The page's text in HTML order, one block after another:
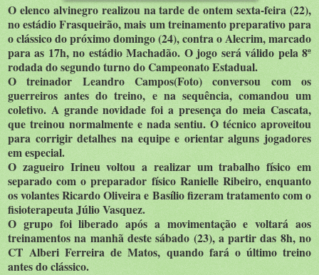
O elenco alvinegro realizou na tarde de ontem sexta-feira (22),
no estádio Frasqueirão, mais um treinamento preparativo para
o clássico do próximo domingo (24), contra o Alecrim, marcado
para as 17h, no estádio Machadão. O jogo será válido pela 8ª
rodada do segundo turno do Campeonato Estadual.
O treinador Leandro Campos(Foto) conversou com os
guerreiros antes do treino, e na sequência, comandou um
coletivo. A grande novidade foi a presença do meia Cascata,
que treinou normalmente e nada sentiu. O técnico aproveitou
para corrigir detalhes na equipe e orientar alguns jogadores
em especial.
O zagueiro Irineu voltou a realizar um trabalho físico em
separado com o preparador físico Ranielle Ribeiro, enquanto
os volantes Ricardo Oliveira e Basílio fizeram tratamento com o
fisioterapeuta Júlio Vasquez.
O grupo foi liberado após a movimentação e voltará aos
treinamentos na manhã deste sábado (23), a partir das 8h, no
CT Alberi Ferreira de Matos, quando fará o último treino
antes do clássico.